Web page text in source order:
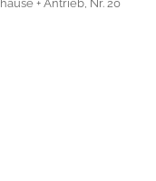
+ Antrieb, Nr. 20